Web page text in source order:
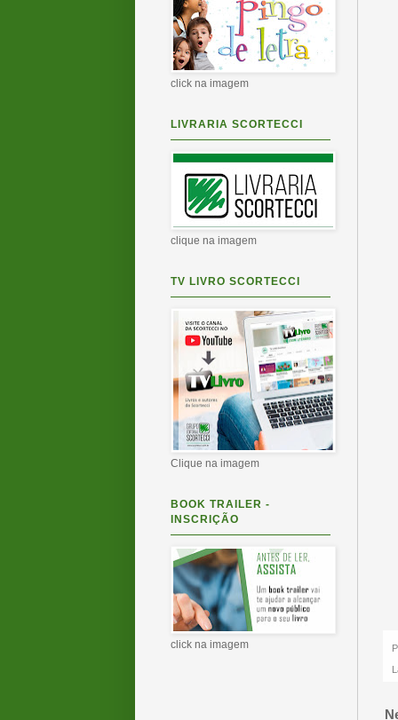
click na imagem
LIVRARIA SCORTECCI
clique na imagem
TV LIVRO SCORTECCI
Clique na imagem
BOOK TRAILER -
INSCRIÇÃO
click na imagem